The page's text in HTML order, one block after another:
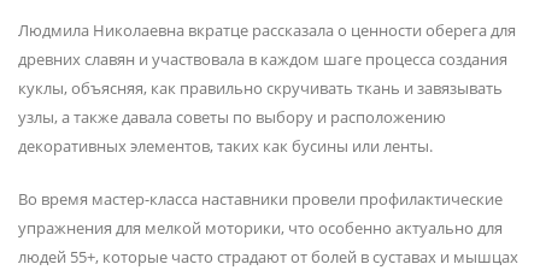
Людмила Николаевна вкратце рассказала о ценности оберега для
древних славян и участвовала в каждом шаге процесса создания
куклы, объясняя, как правильно скручивать ткань и завязывать
узлы, а также давала советы по выбору и расположению
декоративных элементов, таких как бусины или ленты.
Во время мастер-класса наставники провели профилактические
упражнения для мелкой моторики, что особенно актуально для
людей 55+, которые часто страдают от болей в суставах и мышцах